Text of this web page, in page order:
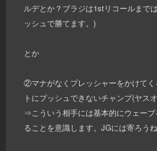
ルデとか？ブラジは1stリコールまで
ッシュで勝てます。)
とか
②マナがなくプレッシャーをかけて
トにプッシュできないチャンプ(ヤス
⇒こういう相手には基本的にウェー
ることを意識します。JGには寄ろうね